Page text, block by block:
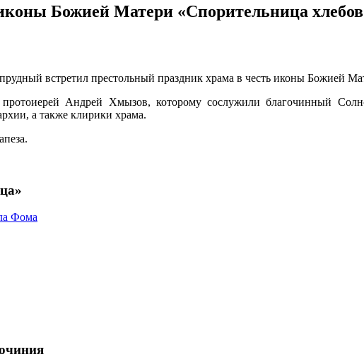
Божией Матери «Спорительница
встретил престольный праздник храма в честь иконы Божией
протоиерей Андрей Хмызов, которому сослужили благочинный
а также клирики храма.